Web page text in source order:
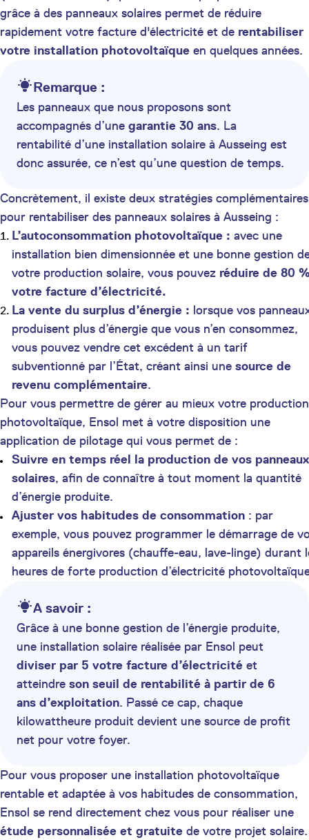
grâce à des panneaux solaires permet de réduire
rapidement votre facture d'électricité et de rentabiliser
votre installation photovoltaïque en quelques années.
Remarque :
Les panneaux que nous proposons sont
accompagnés d’une garantie 30 ans. La
rentabilité d’une installation solaire à Ausseing est
donc assurée, ce n’est qu’une question de temps.
Concrètement, il existe deux stratégies complémentaires
pour rentabiliser des panneaux solaires à Ausseing :
L’autoconsommation photovoltaïque : avec une
installation bien dimensionnée et une bonne gestion
votre production solaire, vous pouvez réduire de 80
votre facture d’électricité.
La vente du surplus d’énergie : lorsque vos
produisent plus d’énergie que vous n’en consommez,
vous pouvez vendre cet excédent à un tarif
subventionné par l’État, créant ainsi une source de
revenu complémentaire.
Pour vous permettre de gérer au mieux votre production
photovoltaïque, Ensol met à votre disposition une
application de pilotage qui vous permet de :
Suivre en temps réel la production de vos panneaux
solaires, afin de connaître à tout moment la quantité
d’énergie produite.
Ajuster vos habitudes de consommation : par
exemple, vous pouvez programmer le démarrage de
appareils énergivores (chauffe-eau, lave-linge) durant
heures de forte production d’électricité
A savoir :
Grâce à une bonne gestion de l’énergie produite,
une installation solaire réalisée par Ensol peut
diviser par 5 votre facture d’électricité et
atteindre son seuil de rentabilité à partir de 6
ans d’exploitation. Passé ce cap, chaque
kilowattheure produit devient une source de profit
net pour votre foyer.
Pour vous proposer une installation photovoltaïque
rentable et adaptée à vos habitudes de consommation,
Ensol se rend directement chez vous pour réaliser une
étude personnalisée et gratuite de votre projet solaire.